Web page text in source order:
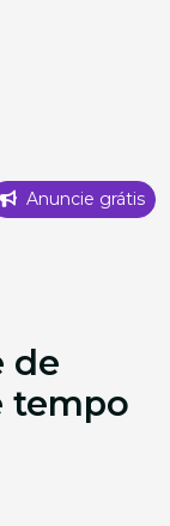
Anuncie grátis
de
tempo